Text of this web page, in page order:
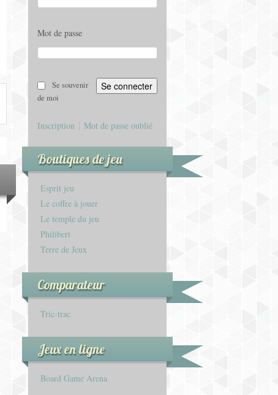
Mot de passe
Se souvenir
de moi
Inscription Mot de passe oublié
Boutiques de jeu
Esprit jeu
Le coffre à jouer
Le temple du jeu
Philibert
Terre de Jeux
Comparateur
Tric-trac
Jeux en ligne
Board Game Arena